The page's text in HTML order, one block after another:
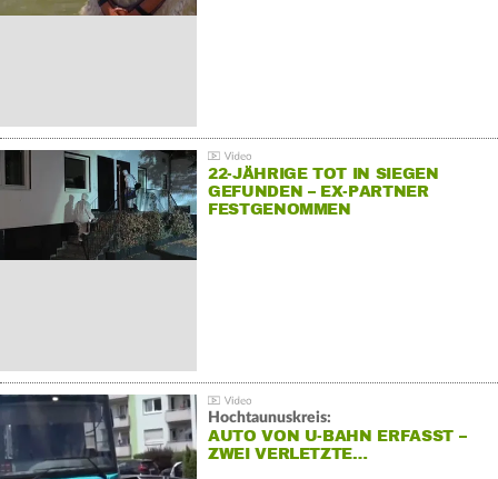
22-JÄHRIGE TOT IN SIEGEN
GEFUNDEN – EX-PARTNER
FESTGENOMMEN
Hochtaunuskreis:
AUTO VON U-BAHN ERFASST –
ZWEI VERLETZTE…